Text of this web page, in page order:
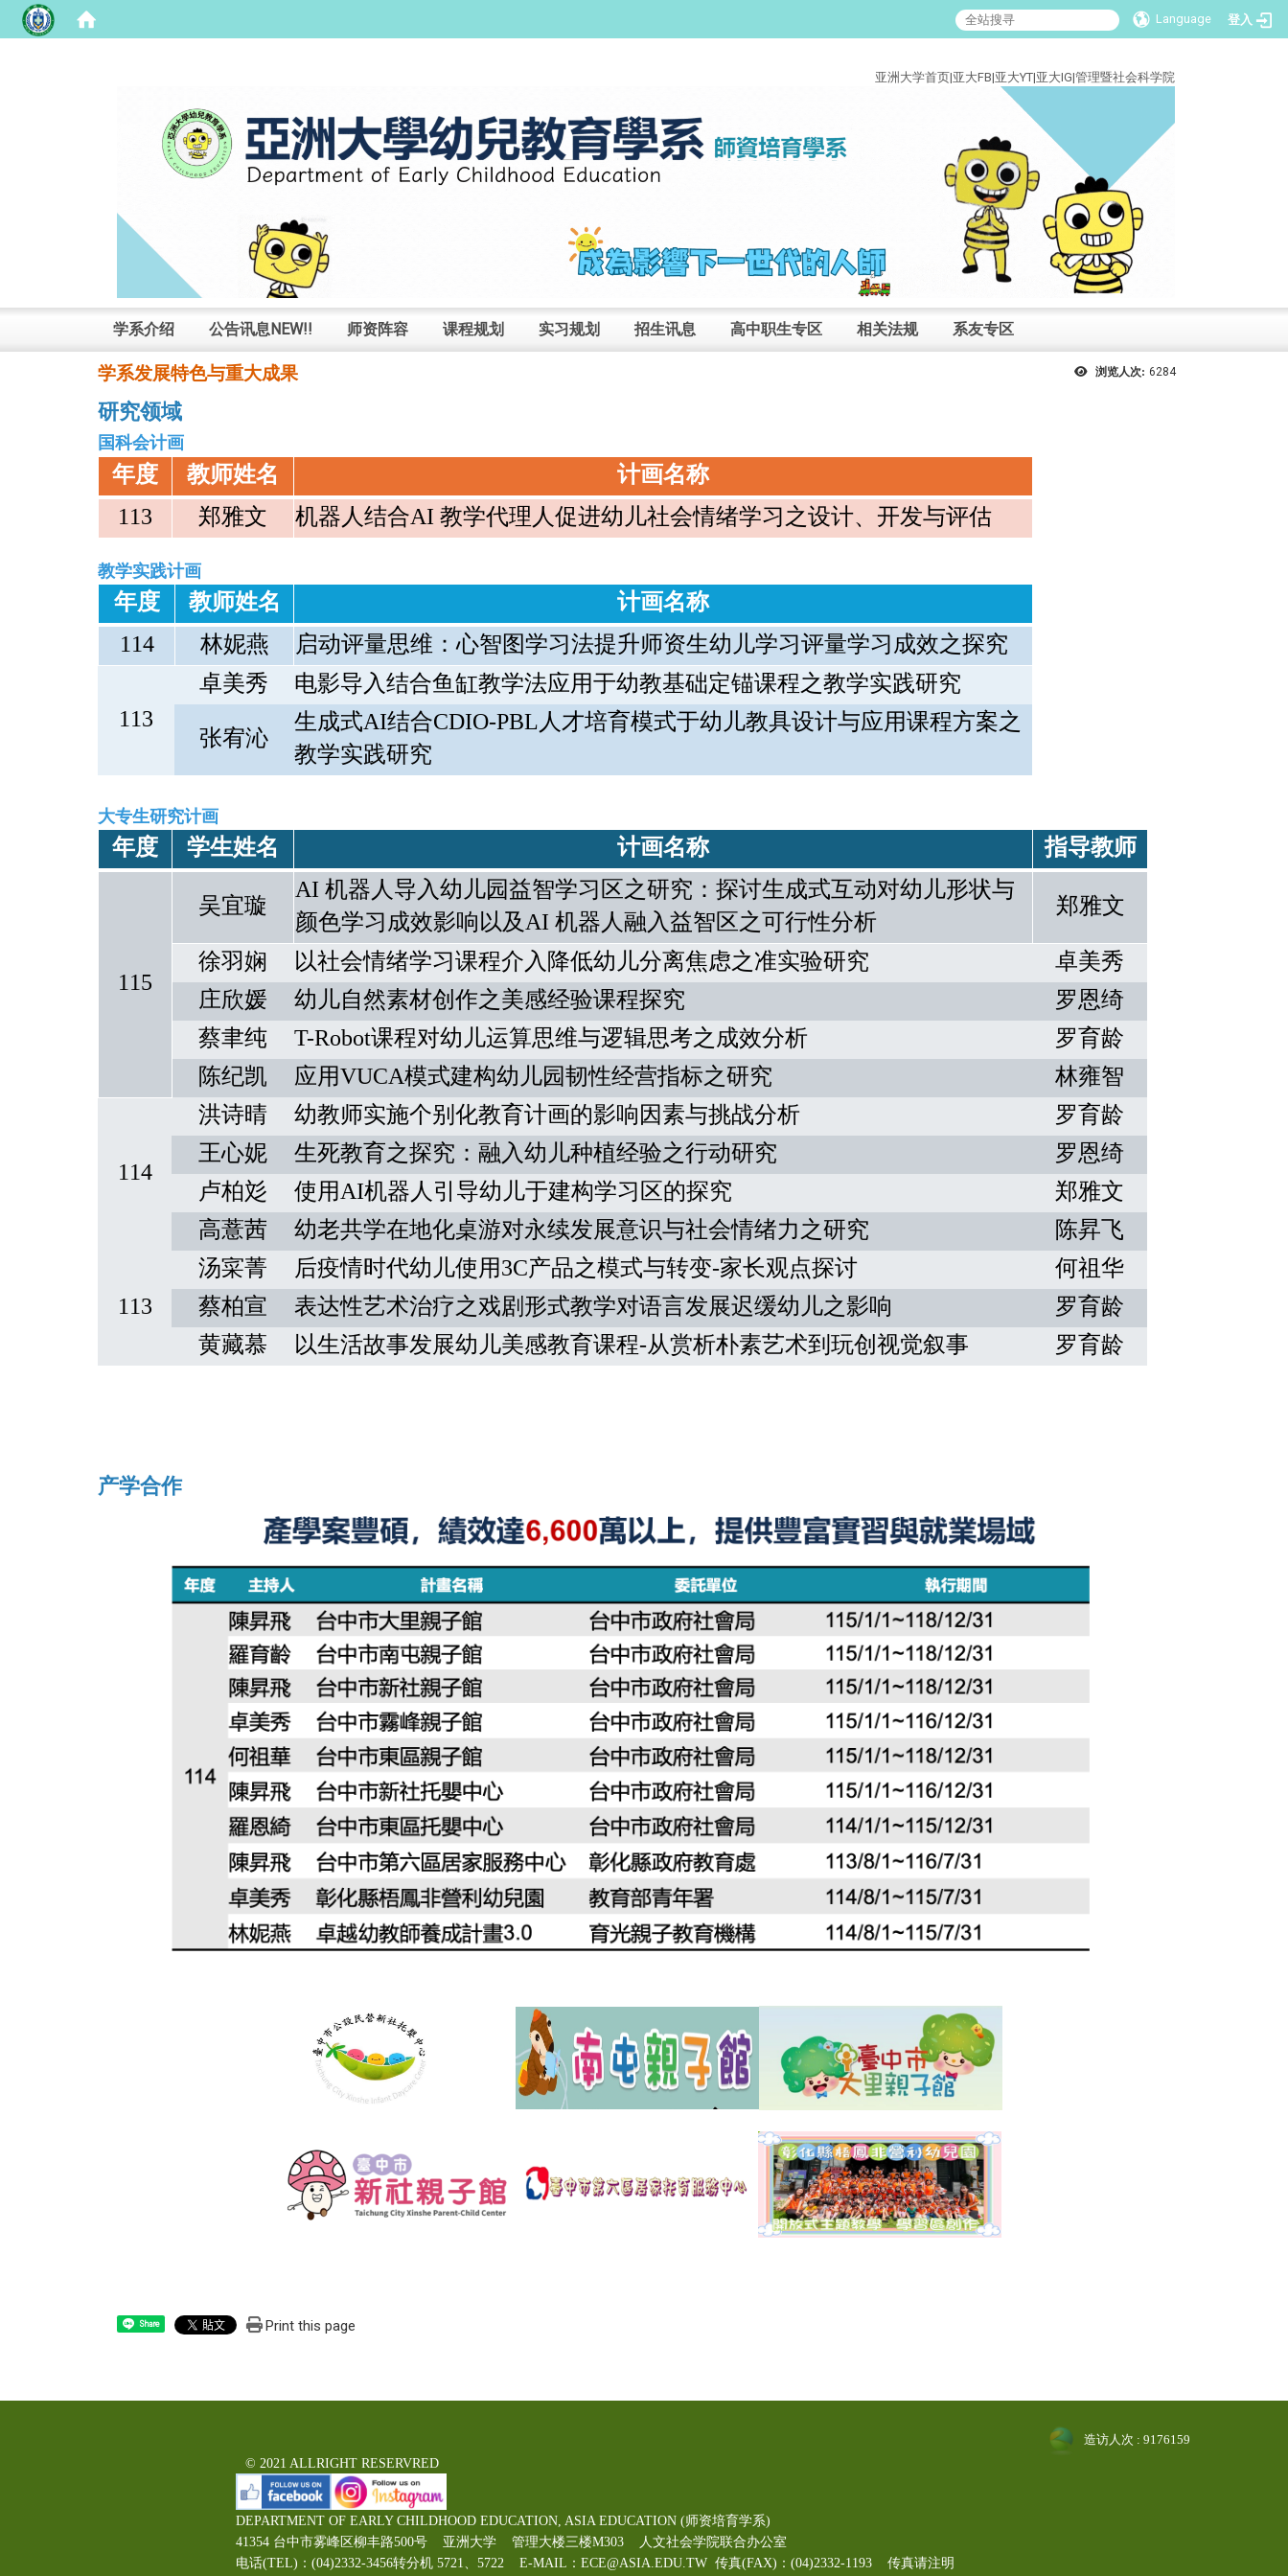
Language 登入
亚洲大学首页|亚大FB|亚大YT|亚大IG|管理暨社会科学院
学系介绍 公告讯息NEW!! 师资阵容 课程规划 实习规划 招生讯息 高中职生专区 相关法规 系友专区
浏览人次: 6284
学系发展特色与重大成果
研究领域
国科会计画
年度 教师姓名
计画名称
113
郑雅文 机器人结合AI 教学代理人促进幼儿社会情绪学习之设计、开发与评估
教学实践计画
年度 教师姓名
计画名称
114
林妮燕 启动评量思维：心智图学习法提升师资生幼儿学习评量学习成效之探究
113
卓美秀 电影导入结合鱼缸教学法应用于幼教基础定锚课程之教学实践研究
张宥沁
生成式AI结合CDIO-PBL 人才培育模式于幼儿教具设计与应用课程方案之
教学实践研究
大专生研究计画
年度 学生姓名 计画名称 指导教师
115
吴宜璇
AI 机器人导入幼儿园益智学习区之研究：探讨生成式互动对幼儿形状与
颜色学习成效影响以及 AI 机器人融入益智区之可行性分析
郑雅文
徐羽娴 以社会情绪学习课程介入降低幼儿分离焦虑之准实验研究
卓美秀
庄欣媛
幼儿自然素材创作之美感经验课程探究
罗恩绮
蔡聿纯
T-Robot课程对幼儿运算思维与逻辑思考之成效分析
罗育龄
陈纪凯
应用VUCA模式建构幼儿园韧性经营指标之研究 林雍智
114
洪诗晴 幼教师实施个别化教育计画的影响因素与挑战分析
罗育龄
王心妮
生死教育之探究：融入幼儿种植经验之行动研究
罗恩绮
卢柏彣
使用 AI机器人引导幼儿于建构学习区的探究
郑雅文
高薏茜
幼老共学在地化桌游对永续发展意识与社会情绪力之研究 陈昇飞
113
汤寀菁 后疫情时代幼儿使用3C产品之模式与转变-家长观点探讨
何祖华
蔡柏宣
表达性艺术治疗之戏剧形式教学对语言发展迟缓幼儿之影响
罗育龄
黄藏慕
以生活故事发展幼儿美感教育课程-从赏析朴素艺术到玩创视觉叙事 罗育龄
产学合作
Share Print this page
© 2021 ALLRIGHT RESERVRED
DEPARTMENT OF EARLY CHILDHOOD EDUCATION, ASIA EDUCATION (师资培育学系)
41354 台中市雾峰区柳丰路500号 亚洲大学 管理大楼三楼M303 人文社会学院联合办公室
电话(TEL)：(04)2332-3456转分机 5721、5722 E-MAIL：ECE@ASIA.EDU.TW 传真(FAX)：(04)2332-1193 传真请注明
造访人次 : 9176159